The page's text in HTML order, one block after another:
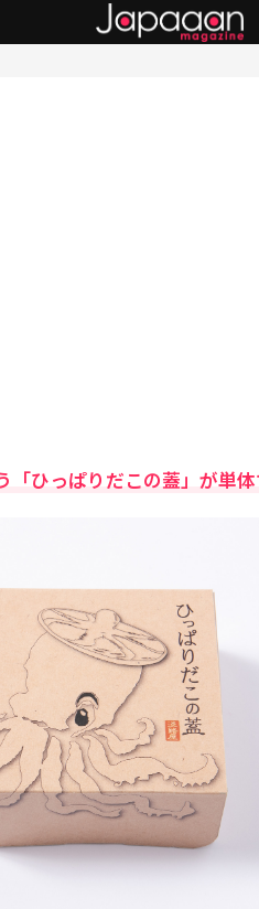
ひっぱりだこの蓋」が単